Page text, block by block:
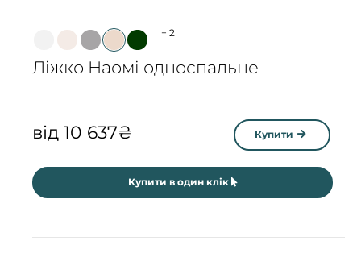
+ 2
Ліжко Наомі односпальне
від 10 637₴ Купити
Купити в один клік